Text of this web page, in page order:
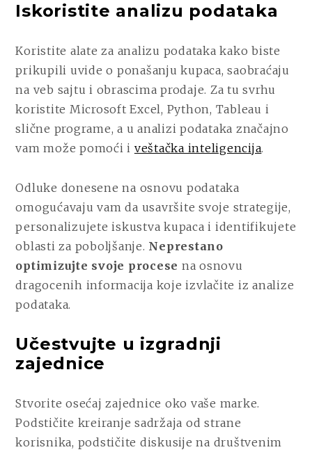
Iskoristite analizu podataka
Koristite alate za analizu podataka kako biste
prikupili uvide o ponašanju kupaca, saobraćaju
na veb sajtu i obrascima prodaje. Za tu svrhu
koristite Microsoft Excel, Python, Tableau i
slične programe, a u analizi podataka značajno
vam može pomoći i veštačka inteligencija.
Odluke donesene na osnovu podataka
omogućavaju vam da usavršite svoje strategije,
personalizujete iskustva kupaca i identifikujete
oblasti za poboljšanje. Neprestano
optimizujte svoje procese na osnovu
dragocenih informacija koje izvlačite iz analize
podataka.
Učestvujte u izgradnji
zajednice
Stvorite osećaj zajednice oko vaše marke.
Podstičite kreiranje sadržaja od strane
korisnika, podstičite diskusije na društvenim